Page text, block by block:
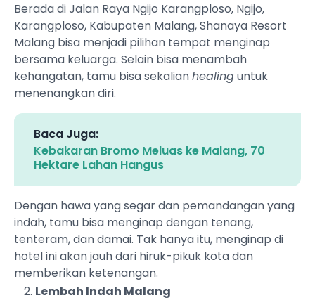
Berada di Jalan Raya Ngijo Karangploso, Ngijo,
Karangploso, Kabupaten Malang, Shanaya Resort
Malang bisa menjadi pilihan tempat menginap
bersama keluarga. Selain bisa menambah
kehangatan, tamu bisa sekalianhealinguntuk
menenangkan diri.
Baca Juga:
Kebakaran Bromo Meluas ke Malang, 70
Hektare Lahan Hangus
Dengan hawa yang segar dan pemandangan yang
indah, tamu bisa menginap dengan tenang,
tenteram, dan damai. Tak hanya itu, menginap di
hotel ini akan jauh dari hiruk-pikuk kota dan
memberikan ketenangan.
Lembah Indah Malang